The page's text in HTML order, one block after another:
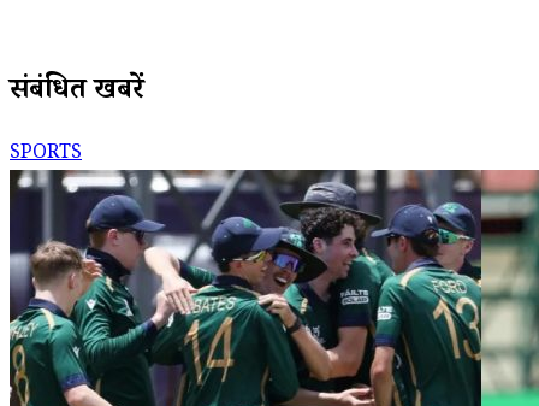
संबंधित खबरें
SPORTS